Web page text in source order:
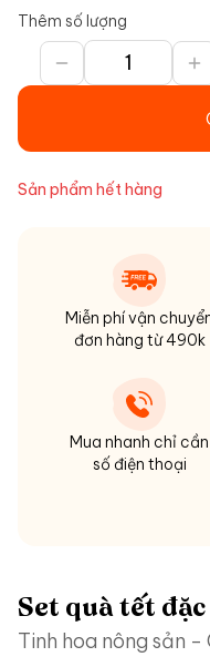
Thêm số lượng
Sản phẩm hết hàng
Miễn phí vận
đơn hàng từ 490k
Mua nhanh chỉ cần
số điện thoại
Set quà tết
Tinh hoa nông sản